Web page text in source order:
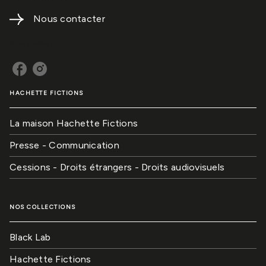
Nous contacter
HACHETTE FICTIONS
La maison Hachette Fictions
Presse - Communication
Cessions - Droits étrangers - Droits audiovisuels
NOS COLLECTIONS
Black Lab
Hachette Fictions